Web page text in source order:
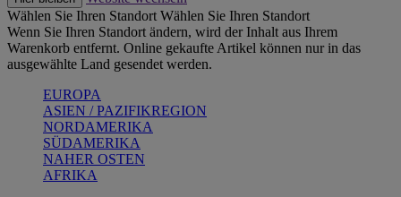
Wählen Sie Ihren Standort Wählen Sie Ihren Standort
Wenn Sie Ihren Standort ändern, wird der Inhalt aus Ihrem
Warenkorb entfernt. Online gekaufte Artikel können nur in das
ausgewählte Land gesendet werden.
EUROPA
ASIEN / PAZIFIKREGION
NORDAMERIKA
SÜDAMERIKA
NAHER OSTEN
AFRIKA